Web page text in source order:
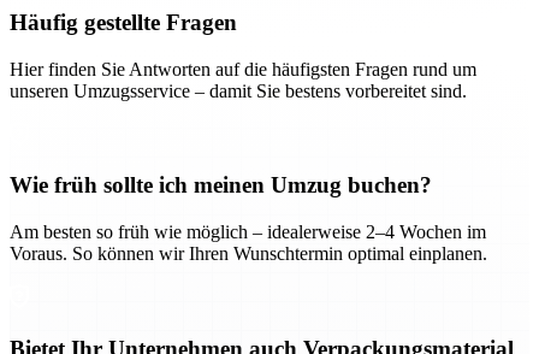
Häufig gestellte Fragen
Hier finden Sie Antworten auf die häufigsten Fragen rund um
unseren Umzugsservice – damit Sie bestens vorbereitet sind.
Wie früh sollte ich meinen Umzug buchen?
Am besten so früh wie möglich – idealerweise 2–4 Wochen im
Voraus. So können wir Ihren Wunschtermin optimal einplanen.
Bietet Ihr Unternehmen auch Verpackungsmaterial